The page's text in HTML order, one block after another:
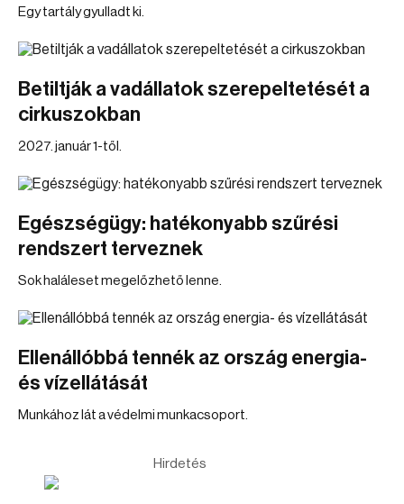
Egy tartály gyulladt ki.
Betiltják a vadállatok szerepeltetését a
cirkuszokban
2027. január 1-től.
Egészségügy: hatékonyabb szűrési
rendszert terveznek
Sok haláleset megelőzhető lenne.
Ellenállóbbá tennék az ország energia-
és vízellátását
Munkához lát a védelmi munkacsoport.
Hirdetés